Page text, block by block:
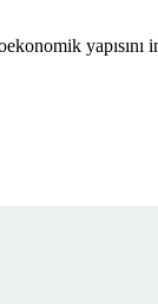
yapısını